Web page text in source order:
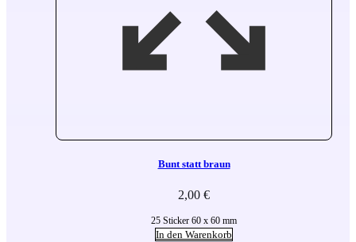
Bunt statt braun
2,00 €
25 Sticker 60 x 60 mm
In den Warenkorb